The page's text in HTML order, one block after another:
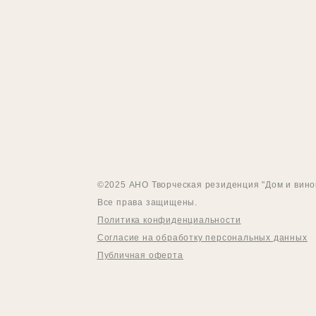
©2025 АНО Творческая резиденция "Дом и
Все права защищены.
Политика конфиденциальности
Согласие на обработку персональных данных
Публичная оферта